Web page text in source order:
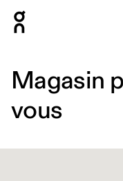
Magasin
vous